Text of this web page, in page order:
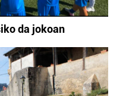
da jokoan